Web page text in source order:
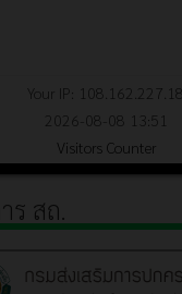
Your IP: 108.162.227.18
2026-08-08 13:51
Visitors Counter
ร สถ.